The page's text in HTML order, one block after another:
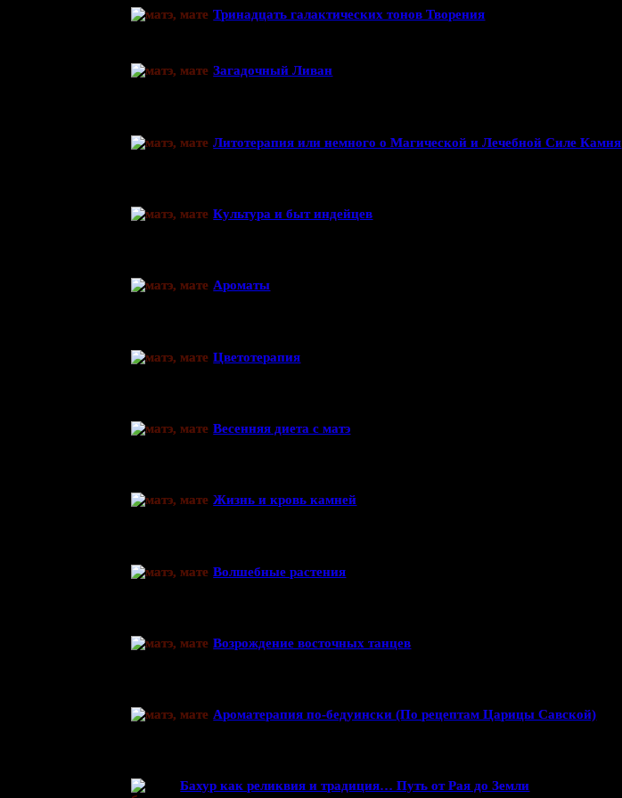
Тринадцать галактических тонов Творения
Загадочный Ливан
Литотерапия или немного о Магической и Лечебной Силе Камня
Культура и быт индейцев
Ароматы
Цветотерапия
Весенняя диета с матэ
Жизнь и кровь камней
Волшебные растения
Возрождение восточных танцев
Ароматерапия по-бедуински (По рецептам Царицы Савской)
Бахур как реликвия и традиция… Путь от Рая до Земли